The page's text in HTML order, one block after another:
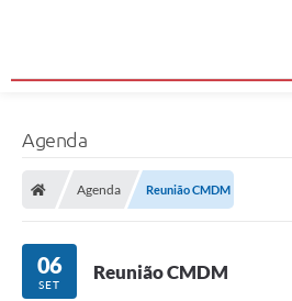
Agenda
Agenda Reunião CMDM
06
SET
Reunião CMDM